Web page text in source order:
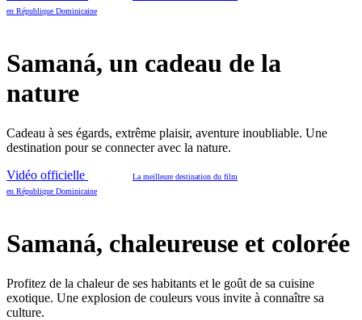
en République Dominicaine
Samaná, un cadeau de la
nature
Cadeau à ses égards, extrême plaisir, aventure inoubliable. Une
destination pour se connecter avec la nature.
Vidéo officielle
La meilleure destination du film
en République Dominicaine
Samaná, chaleureuse et colorée
Profitez de la chaleur de ses habitants et le goût de sa cuisine
exotique. Une explosion de couleurs vous invite à connaître sa
culture.